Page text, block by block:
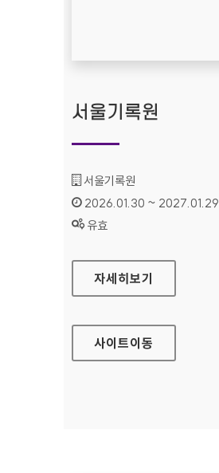
서울기록원
기관명 :
서울기록원
인증기간 :
2026.01.30 ~ 2027.01.29
상태 :
유효
서울기록원
자세히보기
사이트이동